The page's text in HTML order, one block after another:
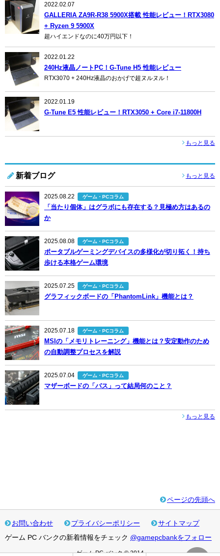
2022.02.07
GALLERIA ZA9R-R38 5900X搭載 性能レビュー！RTX3080
+ Ryzen 9 5900X
超ハイエンドなのに40万円以下！
2022.01.22
240Hz液晶ノートPC！G-Tune H5 性能レビュー
RTX3070 + 240Hz液晶のおかげで超ヌルヌル！
2022.01.19
G-Tune E5 性能レビュー！RTX3050 + Core i7-11800H
もっと見る
新着ブログ もっと見る
2025.08.22 ゲーム・PCコラム
「当たり個体」はグラボにも存在する？見極め方はあるの
か
2025.08.08 ゲーム・PCコラム
ポータブルゲーミングデバイスの多様化が切り拓く！持ち
歩ける本格ゲーム環境
2025.07.25 ゲーム・PCコラム
グラフィックボードの「PhantomLink」機能とは？
2025.07.18 ゲーム・PCコラム
MSIの「メモリトレーニング」機能とは？安定動作のため
の自動調整プロセスを解説
2025.07.04 ゲーム・PCコラム
マザーボードの「バス」って結局何のこと？
もっと見る
ページの先頭へ
お問い合わせ プライバシーポリシー
サイトマップ
ゲーム PC バンクの新着情報をチェック @gamepcbankをフォロー
ゲーム PC バンク © 2014